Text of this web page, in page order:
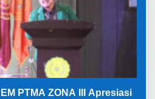
PTMA ZONA III Apresiasi